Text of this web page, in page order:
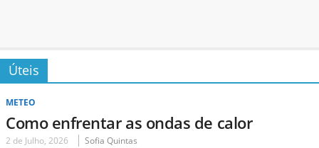
Úteis
METEO
Como enfrentar as ondas de calor
2 de Julho, 2026 Sofia Quintas